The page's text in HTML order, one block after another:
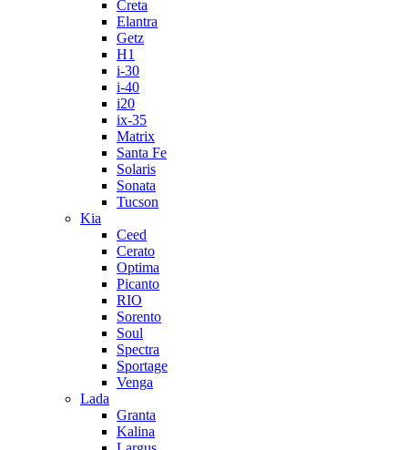
Creta
Elantra
Getz
H1
i-30
i-40
i20
ix-35
Matrix
Santa Fe
Solaris
Sonata
Tucson
Kia
Ceed
Cerato
Optima
Picanto
RIO
Sorento
Soul
Spectra
Sportage
Venga
Lada
Granta
Kalina